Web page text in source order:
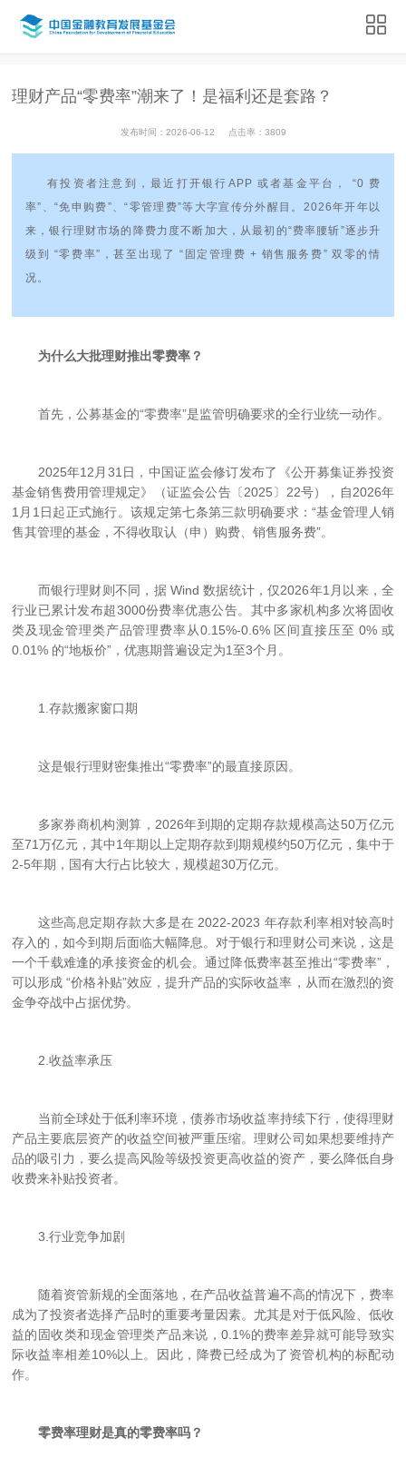
理财产品“零费率”潮来了！是福利还是套路？
发布时间：2026-06-12 点击率：3809
有投资者注意到，最近打开银行APP 或者基金平台， “0 费
率”、“免申购费”、“零管理费”等大字宣传分外醒目。2026年开年以
来，银行理财市场的降费力度不断加大，从最初的“费率腰斩”逐步升
级到 “零费率”，甚至出现了 “固定管理费 + 销售服务费” 双零的情
况。
为什么大批理财推出零费率？
首先，公募基金的“零费率”是监管明确要求的全行业统一动作。
2025年12月31日，中国证监会修订发布了《公开募集证券投资
基金销售费用管理规定》（证监会公告〔2025〕22号），自2026年
1月1日起正式施行。该规定第七条第三款明确要求：“基金管理人销
售其管理的基金，不得收取认（申）购费、销售服务费”。
而银行理财则不同，据 Wind 数据统计，仅2026年1月以来，全
行业已累计发布超3000份费率优惠公告。其中多家机构多次将固收
类及现金管理类产品管理费率从0.15%-0.6% 区间直接压至 0% 或
0.01% 的“地板价”，优惠期普遍设定为1至3个月。
1. 存款搬家窗口期
这是银行理财密集推出“零费率”的最直接原因。
多家券商机构测算，2026年到期的定期存款规模高达50万亿元
至71万亿元，其中1年期以上定期存款到期规模约50万亿元，集中于
2-5年期，国有大行占比较大，规模超30万亿元。
这些高息定期存款大多是在 2022-2023 年存款利率相对较高时
存入的，如今到期后面临大幅降息。对于银行和理财公司来说，这是
一个千载难逢的承接资金的机会。通过降低费率甚至推出“零费率”，
可以形成 “价格补贴”效应，提升产品的实际收益率，从而在激烈的资
金争夺战中占据优势。
2. 收益率承压
当前全球处于低利率环境，债券市场收益率持续下行，使得理财
产品主要底层资产的收益空间被严重压缩。理财公司如果想要维持产
品的吸引力，要么提高风险等级投资更高收益的资产，要么降低自身
收费来补贴投资者。
3. 行业竞争加剧
随着资管新规的全面落地，在产品收益普遍不高的情况下，费率
成为了投资者选择产品时的重要考量因素。尤其是对于低风险、低收
益的固收类和现金管理类产品来说，0.1%的费率差异就可能导致实
际收益率相差10%以上。因此，降费已经成为了资管机构的标配动
作。
零费率理财是真的零费率吗？